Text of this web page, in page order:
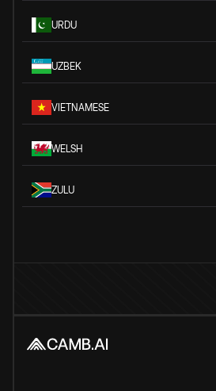
URDU
UZBEK
VIETNAMESE
WELSH
ZULU